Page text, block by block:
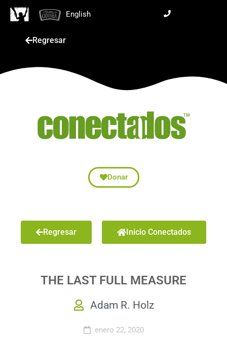
English
Regresar
Donar
Regresar Inicio Conectados
THE LAST FULL MEASURE
Adam R. Holz
enero 22, 2020